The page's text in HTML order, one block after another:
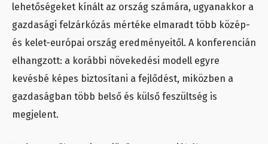
lehetőségeket kínált az ország számára, ugyanakkor a
gazdasági felzárkózás mértéke elmaradt több közép-
és kelet-európai ország eredményeitől. A konferencián
elhangzott: a korábbi növekedési modell egyre
kevésbé képes biztosítani a fejlődést, miközben a
gazdaságban több belső és külső feszültség is
megjelent.